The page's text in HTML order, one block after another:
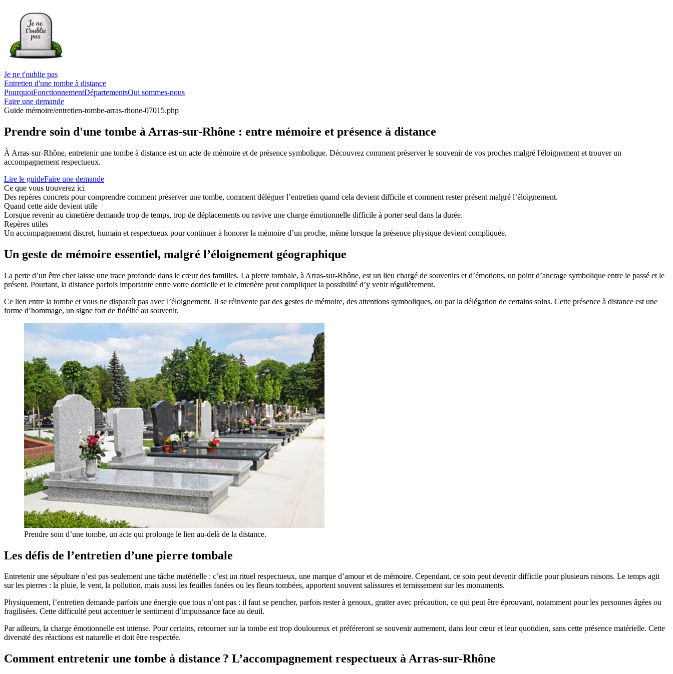
Je ne t'oublie pas
Entretien d'une tombe à distance
PourquoiFonctionnementDépartementsQui sommes-nous
Faire une demande
Guide mémoire/entretien-tombe-arras-rhone-07015.php
Prendre soin d'une tombe à Arras-sur-Rhône : entre mémoire et présence à distance
À Arras-sur-Rhône, entretenir une tombe à distance est un acte de mémoire et de présence symbolique. Découvrez comment préserver le souvenir de vos proches malgré l'éloignement et trouver un
accompagnement respectueux.
Lire le guideFaire une demande
Ce que vous trouverez ici
Des repères concrets pour comprendre comment préserver une tombe, comment déléguer l’entretien quand cela devient difficile et comment rester présent malgré l’éloignement.
Quand cette aide devient utile
Lorsque revenir au cimetière demande trop de temps, trop de déplacements ou ravive une charge émotionnelle difficile à porter seul dans la durée.
Repères utiles
Un accompagnement discret, humain et respectueux pour continuer à honorer la mémoire d’un proche, même lorsque la présence physique devient compliquée.
Un geste de mémoire essentiel, malgré l’éloignement géographique
La perte d’un être cher laisse une trace profonde dans le cœur des familles. La pierre tombale, à Arras-sur-Rhône, est un lieu chargé de souvenirs et d’émotions, un point d’ancrage symbolique entre le passé et le
présent. Pourtant, la distance parfois importante entre votre domicile et le cimetière peut compliquer la possibilité d’y venir régulièrement.
Ce lien entre la tombe et vous ne disparaît pas avec l’éloignement. Il se réinvente par des gestes de mémoire, des attentions symboliques, ou par la délégation de certains soins. Cette présence à distance est une
forme d’hommage, un signe fort de fidélité au souvenir.
Prendre soin d’une tombe, un acte qui prolonge le lien au-delà de la distance.
Les défis de l’entretien d’une pierre tombale
Entretenir une sépulture n’est pas seulement une tâche matérielle : c’est un rituel respectueux, une marque d’amour et de mémoire. Cependant, ce soin peut devenir difficile pour plusieurs raisons. Le temps agit
sur les pierres : la pluie, le vent, la pollution, mais aussi les feuilles fanées ou les fleurs tombées, apportent souvent salissures et ternissement sur les monuments.
Physiquement, l’entretien demande parfois une énergie que tous n’ont pas : il faut se pencher, parfois rester à genoux, gratter avec précaution, ce qui peut être éprouvant, notamment pour les personnes âgées ou
fragilisées. Cette difficulté peut accentuer le sentiment d’impuissance face au deuil.
Par ailleurs, la charge émotionnelle est intense. Pour certains, retourner sur la tombe est trop douloureux et préféreront se souvenir autrement, dans leur cœur et leur quotidien, sans cette présence matérielle. Cette
diversité des réactions est naturelle et doit être respectée.
Comment entretenir une tombe à distance ? L’accompagnement respectueux à Arras-sur-Rhône